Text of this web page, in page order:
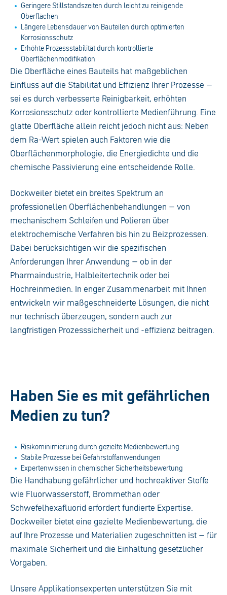
Geringere Stillstandszeiten durch leicht zu reinigende
Oberflächen
Längere Lebensdauer von Bauteilen durch optimierten
Korrosionsschutz
Erhöhte Prozessstabilität durch kontrollierte
Oberflächenmodifikation
Die Oberfläche eines Bauteils hat maßgeblichen
Einfluss auf die Stabilität und Effizienz Ihrer Prozesse –
sei es durch verbesserte Reinigbarkeit, erhöhten
Korrosionsschutz oder kontrollierte Medienführung. Eine
glatte Oberfläche allein reicht jedoch nicht aus: Neben
dem Ra-Wert spielen auch Faktoren wie die
Oberflächenmorphologie, die Energiedichte und die
chemische Passivierung eine entscheidende Rolle.
Dockweiler bietet ein breites Spektrum an
professionellen Oberflächenbehandlungen – von
mechanischem Schleifen und Polieren über
elektrochemische Verfahren bis hin zu Beizprozessen.
Dabei berücksichtigen wir die spezifischen
Anforderungen Ihrer Anwendung – ob in der
Pharmaindustrie, Halbleitertechnik oder bei
Hochreinmedien. In enger Zusammenarbeit mit Ihnen
entwickeln wir maßgeschneiderte Lösungen, die nicht
nur technisch überzeugen, sondern auch zur
langfristigen Prozesssicherheit und -effizienz beitragen.
Haben Sie es mit gefährlichen
Medien zu tun?
Risikominimierung durch gezielte Medienbewertung
Stabile Prozesse bei Gefahrstoffanwendungen
Expertenwissen in chemischer Sicherheitsbewertung
Die Handhabung gefährlicher und hochreaktiver Stoffe
wie Fluorwasserstoff, Brommethan oder
Schwefelhexafluorid erfordert fundierte Expertise.
Dockweiler bietet eine gezielte Medienbewertung, die
auf Ihre Prozesse und Materialien zugeschnitten ist – für
maximale Sicherheit und die Einhaltung gesetzlicher
Vorgaben.
Unsere Applikationsexperten unterstützen Sie mit